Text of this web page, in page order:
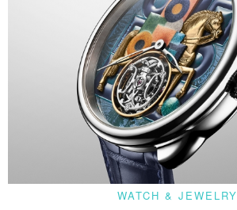
WATCH & JEWELRY